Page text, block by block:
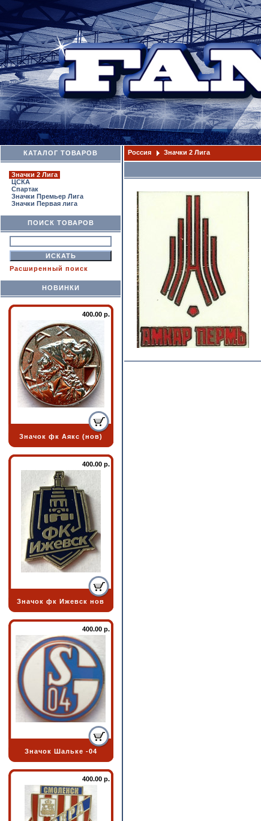
КАТАЛОГ ТОВАРОВ
Значки 2 Лига
ЦСКА
Спартак
Значки Премьер Лига
Значки Первая лига
ПОИСК ТОВАРОВ
Расширенный поиск
НОВИНКИ
400.00 р.
Значок фк Аякс (нов)
400.00 р.
Значок фк Ижевск нов
400.00 р.
Значок Шальке -04
400.00 р.
Россия Значки 2 Лига